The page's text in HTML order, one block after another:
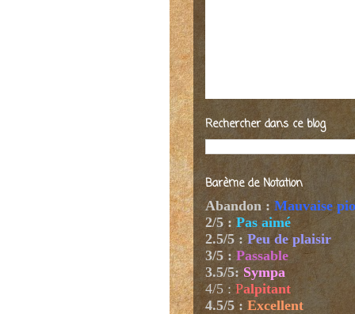
Rechercher dans ce blog
Barème de Notation
Abandon : Mauvaise
2/5 : Pas aimé
2.5/5 : Peu de plaisir
3/5 : Passable
3.5/5: Sympa
4/5 : Palpitant
4.5/5 : Excellent